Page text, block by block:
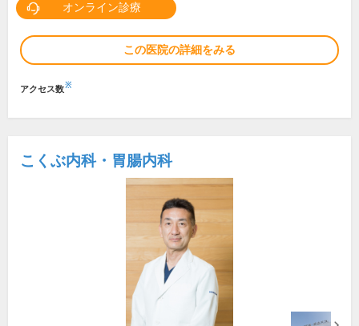
オンライン診療
この医院の詳細をみる
アクセス数※
こくぶ内科・胃腸内科